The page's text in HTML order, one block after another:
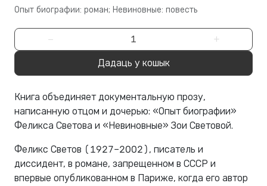
Опыт биографии: роман; Невиновные: повесть
− +
Дадаць у кошык
Книга объединяет документальную прозу,
написанную отцом и дочерью: «Опыт биографии»
Феликса Светова и «Невиновные» Зои Световой.
Феликс Светов (1927–2002), писатель и
диссидент, в романе, запрещенном в СССР и
впервые опубликованном в Париже, когда его автор